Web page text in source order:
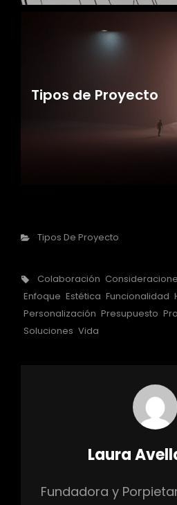
Tipos de Proyecto
Categorías
Tipos De Proyecto
Etiquetas,
Colaboración
Enfoque Estética Funcionalidad
Personalización Presupuesto
Soluciones Vida
Autor:
Laura
Fundadora y